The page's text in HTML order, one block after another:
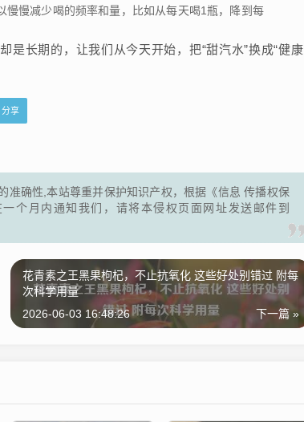
慢慢减少喝的频率和量，比如从每天喝1瓶，降到每
是长期的，让我们从今天开始，把“甜汽水”换成“健康
分享
准确性,本站尊重并保护知识产权，根据《信息 传播权保
个月内通知我们，请将本侵权页面网址发送邮件到
花青素之王黑果枸杞，不止抗氧化 这些好处别错过 附每
次科学用量
下一篇 »
2026-06-03 16:48:26